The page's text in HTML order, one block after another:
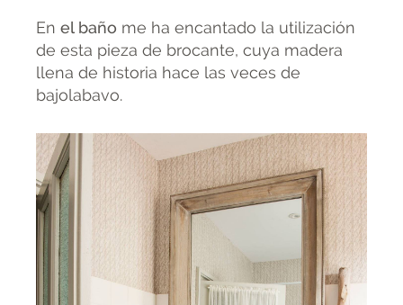
En el baño me ha encantado la utilización
de esta pieza de brocante, cuya madera
llena de historia hace las veces de
bajolabavo.